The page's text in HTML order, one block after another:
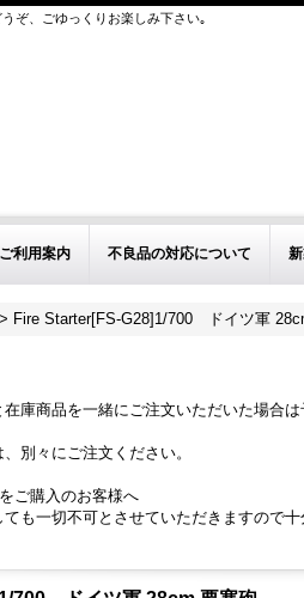
ぞ、ごゆっくりお楽しみ下さい｡
ご利用案内 不良品の対応について
> Fire Starter[FS-G28]1/700 ドイツ軍
庫商品を一緒にご注文いただいた場合
別々にご注文ください。
ご購入のお客様へ
も一切不可とさせていただきますので十